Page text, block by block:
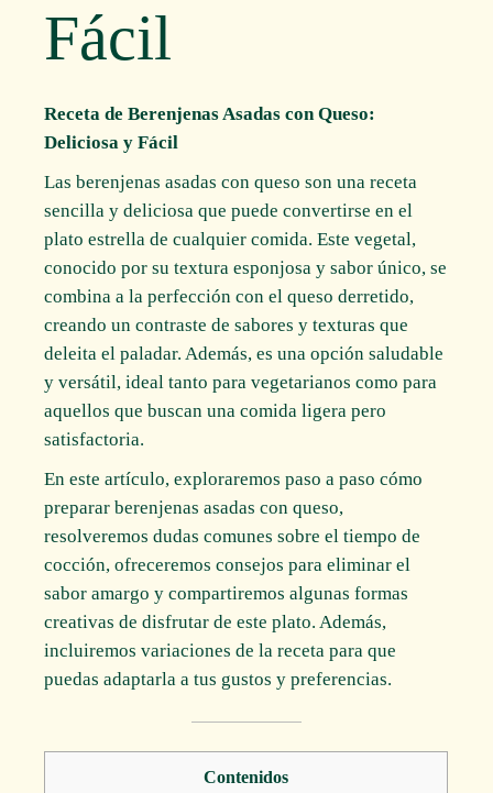
Fácil
Receta de Berenjenas Asadas con Queso:
Deliciosa y Fácil
Las berenjenas asadas con queso son una receta
sencilla y deliciosa que puede convertirse en el
plato estrella de cualquier comida. Este vegetal,
conocido por su textura esponjosa y sabor único, se
combina a la perfección con el queso derretido,
creando un contraste de sabores y texturas que
deleita el paladar. Además, es una opción saludable
y versátil, ideal tanto para vegetarianos como para
aquellos que buscan una comida ligera pero
satisfactoria.
En este artículo, exploraremos paso a paso cómo
preparar berenjenas asadas con queso,
resolveremos dudas comunes sobre el tiempo de
cocción, ofreceremos consejos para eliminar el
sabor amargo y compartiremos algunas formas
creativas de disfrutar de este plato. Además,
incluiremos variaciones de la receta para que
puedas adaptarla a tus gustos y preferencias.
Contenidos